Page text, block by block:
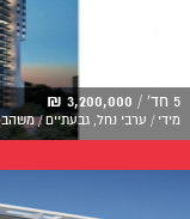
5 חד' / 3,200,000 ₪
מידי / ערבי נחל, גבעתיים / משהב